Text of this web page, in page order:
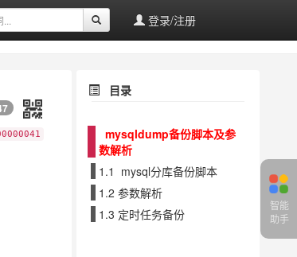
登录/注册
智能
助手
目录
mysqldump备份脚本及参
数解析
1.1 mysql分库备份脚本
1.2 参数解析
1.3 定时任务备份